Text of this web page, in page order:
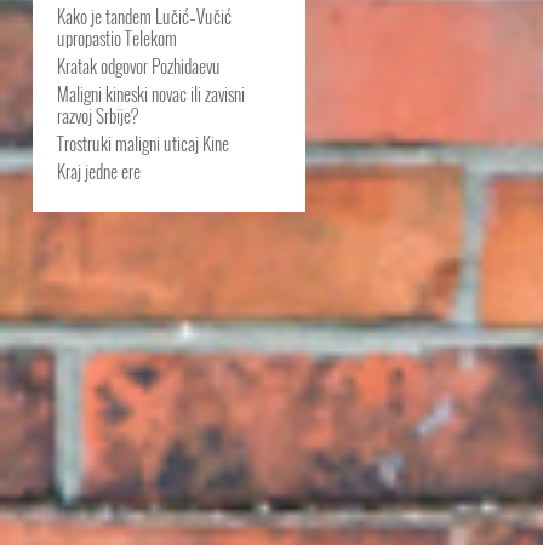
Kako je tandem Lučić–Vučić
upropastio Telekom
Kratak odgovor Pozhidaevu
Maligni kineski novac ili zavisni
razvoj Srbije?
Trostruki maligni uticaj Kine
Kraj jedne ere